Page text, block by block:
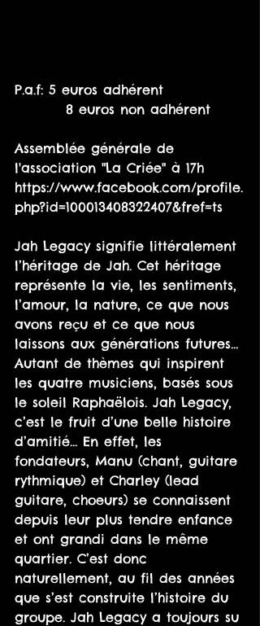
P.a.f: 5 euros adhérent
         8 euros non adhérent
Assemblée générale de
l'association "La Criée" à 17h
https://www.facebook.com/profile.
php?id=100013408322407&fref=ts
Jah Legacy signifie littéralement
l’héritage de Jah. Cet héritage
représente la vie, les sentiments,
l’amour, la nature, ce que nous
avons reçu et ce que nous
laissons aux générations futures…
Autant de thèmes qui inspirent
les quatre musiciens, basés sous
le soleil Raphaëlois. Jah Legacy,
c’est le fruit d’une belle histoire
d’amitié… En effet, les
fondateurs, Manu (chant, guitare
rythmique) et Charley (lead
guitare, choeurs) se connaissent
depuis leur plus tendre enfance
et ont grandi dans le même
quartier. C’est donc
naturellement, au fil des années
que s’est construite l’histoire du
groupe. Jah Legacy a toujours su